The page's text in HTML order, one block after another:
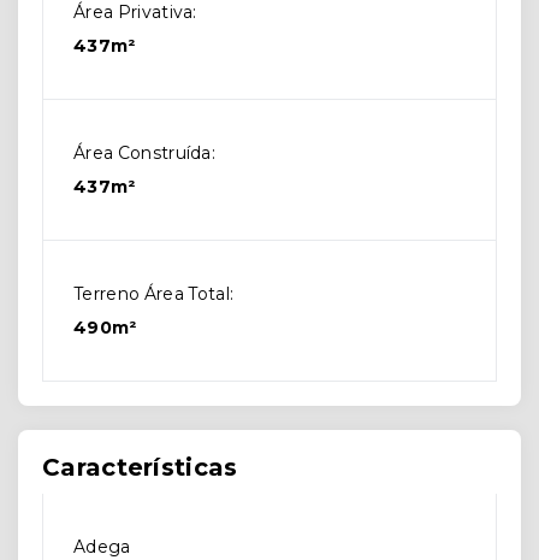
Área Privativa:
437m²
Área Construída:
437m²
Terreno Área Total:
490m²
Características
Adega